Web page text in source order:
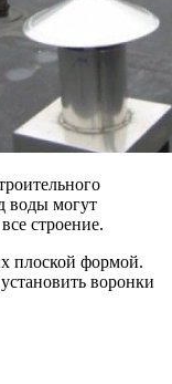
воды могут
строение.
плоской формой.
воронки